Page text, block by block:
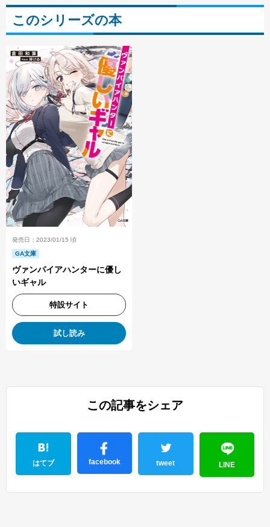
このシリーズの本
発売日：2023/01/15 頃
GA文庫
ヴァンパイアハンターに優し
いギャル
特設サイト
試し読み
この記事をシェア
はてブ facebook tweet LINE